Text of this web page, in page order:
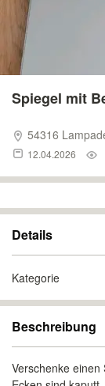
Spiegel mit
54316
12.04.2026
Details
Kategorie
Beschreibung
Verschenke